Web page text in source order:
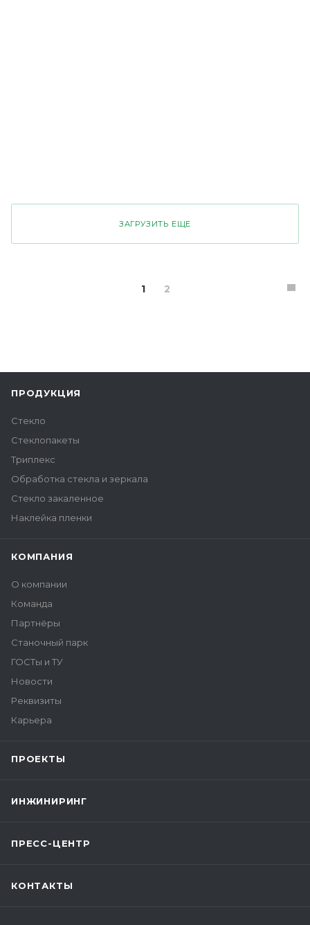
ЗАГРУЗИТЬ ЕЩЕ
1 2
ПРОДУКЦИЯ
Стекло
Стеклопакеты
Триплекс
Обработка стекла и зеркала
Стекло закаленное
Наклейка пленки
КОМПАНИЯ
О компании
Команда
Партнёры
Станочный парк
ГОСТы и ТУ
Новости
Реквизиты
Карьера
ПРОЕКТЫ
ИНЖИНИРИНГ
ПРЕСС-ЦЕНТР
КОНТАКТЫ